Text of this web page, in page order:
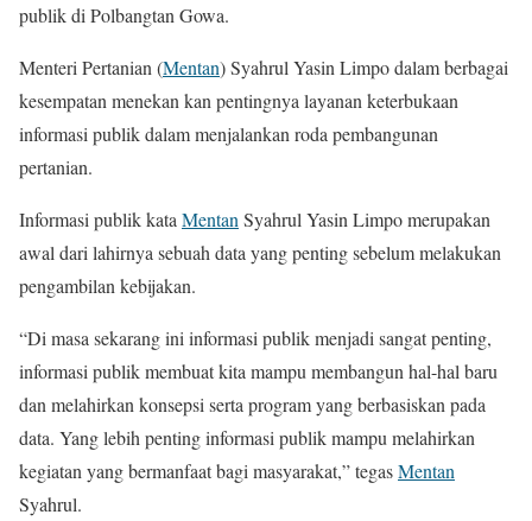
publik di Polbangtan Gowa.
Menteri Pertanian (Mentan) Syahrul Yasin Limpo dalam berbagai
kesempatan menekan kan pentingnya layanan keterbukaan
informasi publik dalam menjalankan roda pembangunan
pertanian.
Informasi publik kata Mentan Syahrul Yasin Limpo merupakan
awal dari lahirnya sebuah data yang penting sebelum melakukan
pengambilan kebijakan.
“Di masa sekarang ini informasi publik menjadi sangat penting,
informasi publik membuat kita mampu membangun hal-hal baru
dan melahirkan konsepsi serta program yang berbasiskan pada
data. Yang lebih penting informasi publik mampu melahirkan
kegiatan yang bermanfaat bagi masyarakat,” tegasMentan
Syahrul.